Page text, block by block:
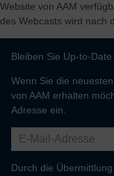
Website von AAM
des Webcasts wird nach
Bleiben Sie Up-to-Date
Wenn Sie die
von AAM erhalten
Adresse ein.
Durch die